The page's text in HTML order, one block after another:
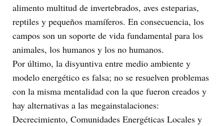
alimento multitud de invertebrados, aves esteparias,
reptiles y pequeños mamíferos. En consecuencia, los
campos son un soporte de vida fundamental para los
animales, los humanos y los no humanos.
Por último, la disyuntiva entre medio ambiente y
modelo energético es falsa; no se resuelven problemas
con la misma mentalidad con la que fueron creados y
hay alternativas a las megainstalaciones:
Decrecimiento, Comunidades Energéticas Locales y